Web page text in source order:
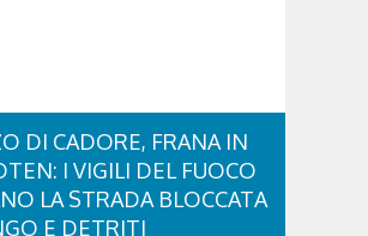
DI CADORE, FRANA IN
I VIGILI DEL FUOCO
LA STRADA BLOCCATA
E DETRITI